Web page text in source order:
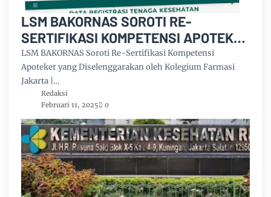
LSM BAKORNAS SOROTI RE-
SERTIFIKASI KOMPETENSI APOTEKER
YANG DI SELENGGARAKAN OLEH
KOLEGIUM FARMASI
LSM BAKORNAS Soroti Re-Sertifikasi Kompetensi
Apoteker yang Diselenggarakan oleh Kolegium Farmasi
Jakarta |…
Redaksi
Februari 11, 2025
0